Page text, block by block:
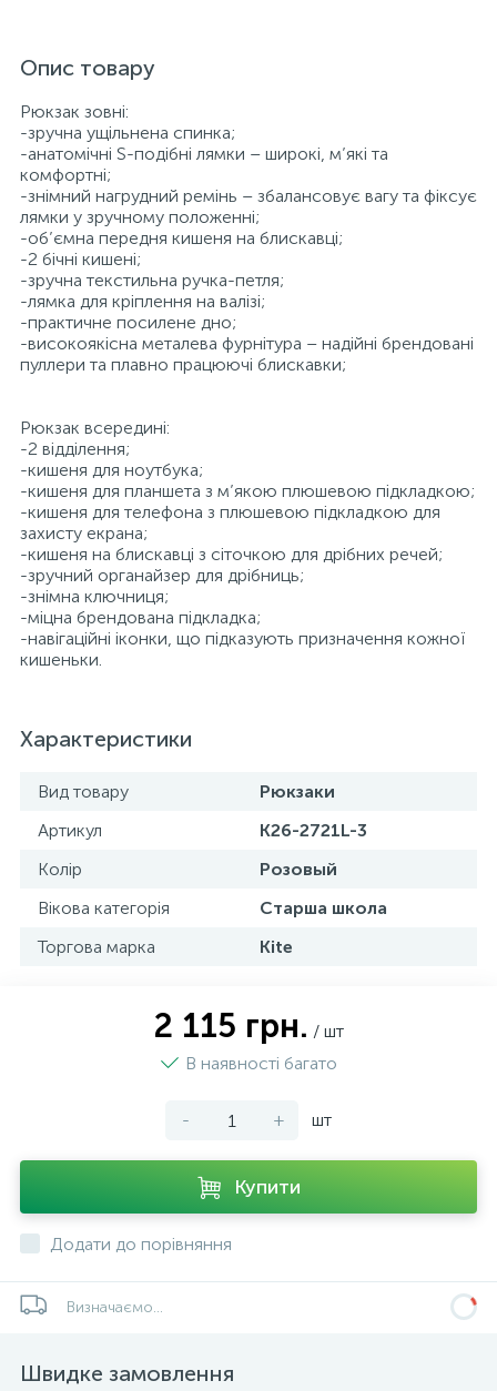
Опис товару
Рюкзак зовні:
-зручна ущільнена спинка;
-анатомічні S-подібні лямки – широкі, м’які та
комфортні;
-знімний нагрудний ремінь – збалансовує вагу та фіксує
лямки у зручному положенні;
-об’ємна передня кишеня на блискавці;
-2 бічні кишені;
-зручна текстильна ручка-петля;
-лямка для кріплення на валізі;
-практичне посилене дно;
-високоякісна металева фурнітура – надійні брендовані
пуллери та плавно працюючі блискавки;
Рюкзак всередині:
-2 відділення;
-кишеня для ноутбука;
-кишеня для планшета з м’якою плюшевою підкладкою;
-кишеня для телефона з плюшевою підкладкою для
захисту екрана;
-кишеня на блискавці з сіточкою для дрібних речей;
-зручний органайзер для дрібниць;
-знімна ключниця;
-міцна брендована підкладка;
-навігаційні іконки, що підказують призначення кожної
кишеньки.
Характеристики
Вид товару
Рюкзаки
Артикул
K26-2721L-3
Колір
Розовый
Вікова категорія
Старша школа
Торгова марка
Kite
2 115 грн. / шт
В наявності багато
- + шт
Купити
Додати до порівняння
Визначаємо...
Швидке замовлення